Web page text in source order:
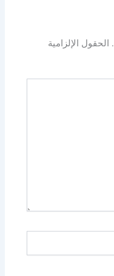
الحقول الإلزامية